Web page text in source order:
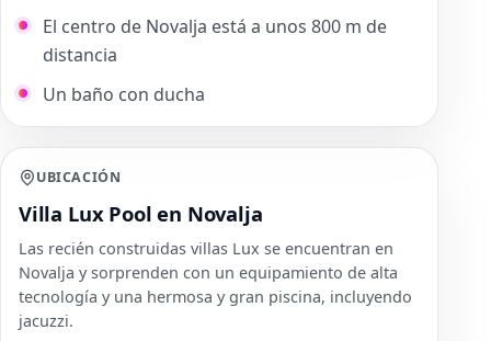
El centro de Novalja está a unos 800 m de
distancia
Un baño con ducha
UBICACIÓN
Villa Lux Pool en Novalja
Las recién construidas villas Lux se encuentran en
Novalja y sorprenden con un equipamiento de alta
tecnología y una hermosa y gran piscina, incluyendo
jacuzzi.